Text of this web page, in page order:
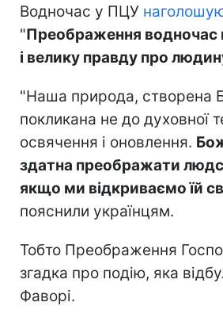
Водночас у ПЦУ
"Преображення водночас
і велику правду про
"Наша природа, створена
покликана не до духовної
освячення і оновлення.
здатна преображати
якщо ми відкриваємо їй
пояснили українцям.
Тобто Преображення
згадка про подію, яка
Фаворі.